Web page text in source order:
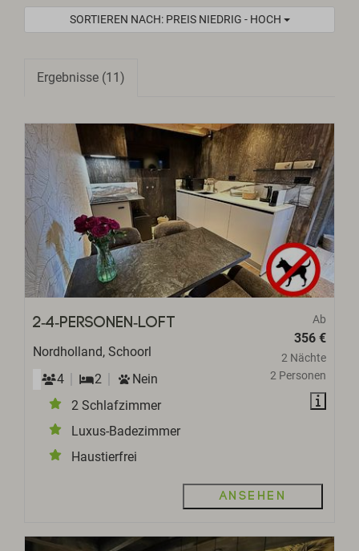
SORTIEREN NACH: PREIS NIEDRIG - HOCH
Ergebnisse (11)
Ab
356 €
2 Nächte
2 Personen
2-4-Personen-Loft
Nordholland, Schoorl
4
2
Nein
2 Schlafzimmer
Luxus-Badezimmer
Haustierfrei
Ansehen